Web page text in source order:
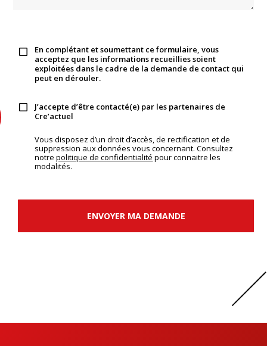
En complétant et soumettant ce formulaire, vous
acceptez que les informations recueillies soient
exploitées dans le cadre de la demande de contact qui
peut en dérouler.
J’accepte d’être contacté(e) par les partenaires de
Cre’actuel
Vous disposez d’un droit d’accès, de rectification et de
suppression aux données vous concernant. Consultez
notrepolitique de confidentialité pour connaitre les
modalités.
ENVOYER MA DEMANDE